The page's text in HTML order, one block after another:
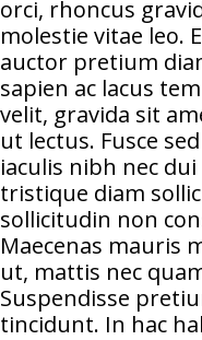
orci, rhoncus
molestie vitae leo.
auctor pretium
sapien ac lacus
velit, gravida sit
ut lectus. Fusce
iaculis nibh nec
tristique diam
sollicitudin non
Maecenas mauris
ut, mattis nec
Suspendisse
tincidunt. In hac